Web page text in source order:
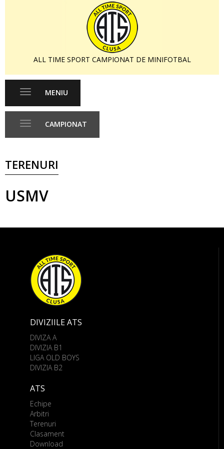
ALL TIME SPORT CAMPIONAT DE MINIFOTBAL
Toggle
MENIU
Toggle
CAMPIONAT
TERENURI
USMV
DIVIZIILE ATS
DIVIZA A
DIVIZIA B1
LIGA OLD BOYS
DIVIZIA B2
ATS
Echipe
Arbitri
Terenuri
Clasament
Download